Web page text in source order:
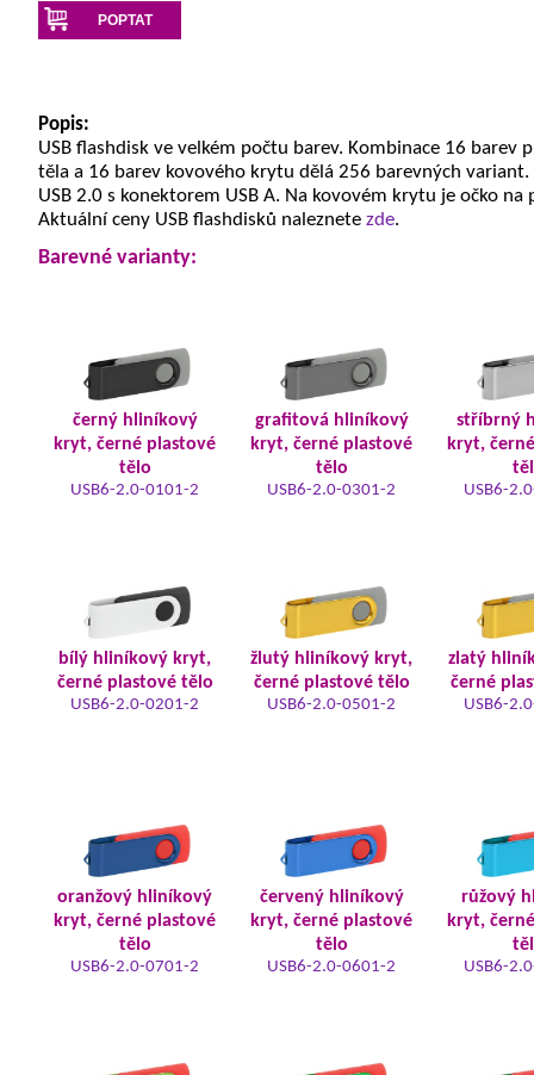
POPTAT
Popis:
USB flashdisk ve velkém počtu barev. Kombinace 16 barev
těla a 16 barev kovového krytu dělá 256 barevných variant.
USB 2.0 s konektorem USB A. Na kovovém krytu je očko na
Aktuální ceny USB flashdisků naleznete zde.
Barevné varianty:
černý hliníkový
kryt, černé plastové
tělo
USB6-2.0-0101-2
grafitová hliníkový
kryt, černé plastové
tělo
USB6-2.0-0301-2
stříbrný
kryt,
USB6-
bílý hliníkový kryt,
černé plastové tělo
USB6-2.0-0201-2
žlutý hliníkový kryt,
černé plastové tělo
USB6-2.0-0501-2
zlatý
černé
USB6-
oranžový hliníkový
kryt, černé plastové
tělo
USB6-2.0-0701-2
červený hliníkový
kryt, černé plastové
tělo
USB6-2.0-0601-2
růžový
kryt,
USB6-